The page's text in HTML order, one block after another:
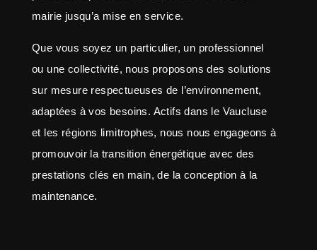
mairie jusqu’a mise en service.
Que vous soyez un particulier, un professionnel
ou une collectivité, nous proposons des solutions
sur mesure respectueuses de l’environnement,
adaptées à vos besoins. Actifs dans le Vaucluse
et les régions limitrophes, nous nous engageons à
promouvoir la transition énergétique avec des
prestations clés en main, de la conception à la
maintenance.